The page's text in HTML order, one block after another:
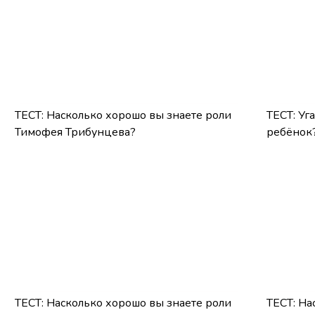
ТЕСТ: Насколько хорошо вы знаете роли
Тимофея Трибунцева?
ТЕСТ:
ТЕСТ: Насколько хорошо вы знаете роли
ТЕСТ: